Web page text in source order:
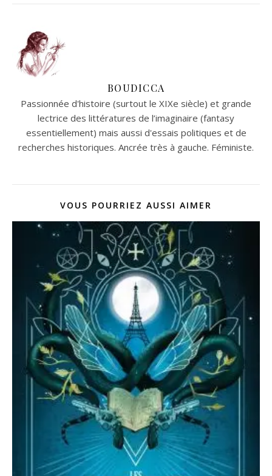
BOUDICCA
Passionnée d'histoire (surtout le XIXe siècle) et grande
lectrice des littératures de l’imaginaire (fantasy
essentiellement) mais aussi d'essais politiques et de
recherches historiques. Ancrée très à gauche. Féministe.
VOUS POURRIEZ AUSSI AIMER